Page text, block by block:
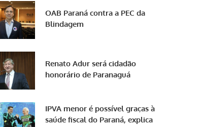
OAB Paraná contra a PEC da
Blindagem
Renato Adur será cidadão
honorário de Paranaguá
IPVA menor é possível graças à
saúde fiscal do Paraná, explica